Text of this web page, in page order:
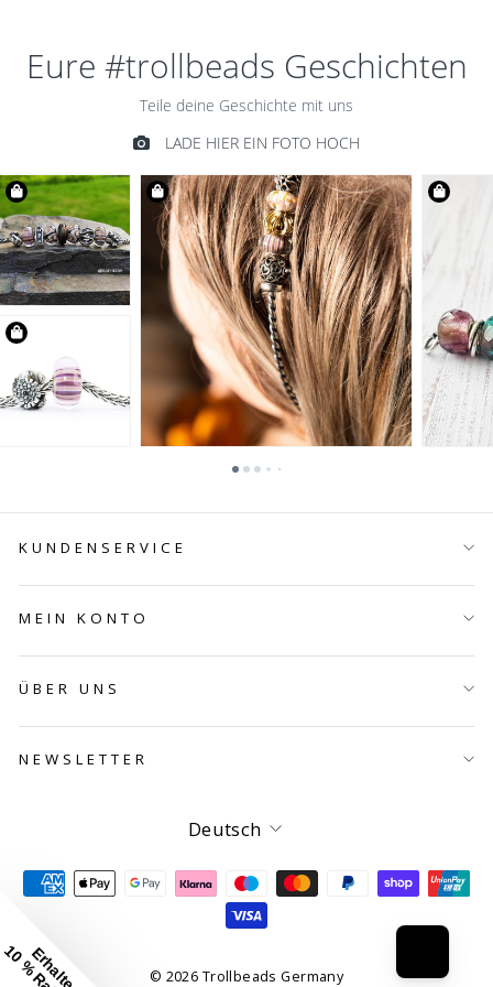
KUNDENSERVICE
MEIN KONTO
ÜBER UNS
NEWSLETTER
Sprache
Deutsch
© 2026 Trollbeads Germany
Erhalte